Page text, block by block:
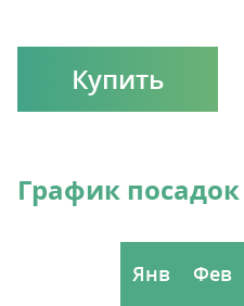
Купить
График посадок
Янв Фев